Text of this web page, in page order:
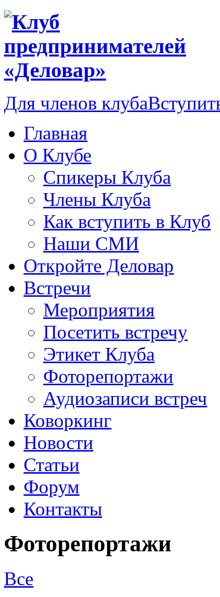
Для членов клуба
Главная
О Клубе
Спикеры Клуба
Члены Клуба
Как вступить в Клуб
Наши СМИ
Откройте Деловар
Встречи
Мероприятия
Посетить встречу
Этикет Клуба
Фоторепортажи
Аудиозаписи встреч
Коворкинг
Новости
Статьи
Форум
Контакты
Фоторепортажи
Все